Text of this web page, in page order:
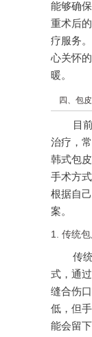
能够确
重术后
疗服务
心关怀
暖。
四、包
目
治疗，
韩式包
手术方
根据自
案。
1. 传统
传
式，通
缝合伤
低，但
能会留